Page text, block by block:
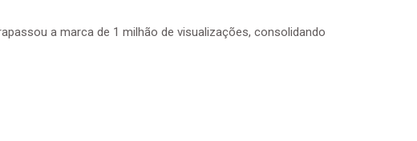
a marca de 1 milhão de visualizações, consolidando